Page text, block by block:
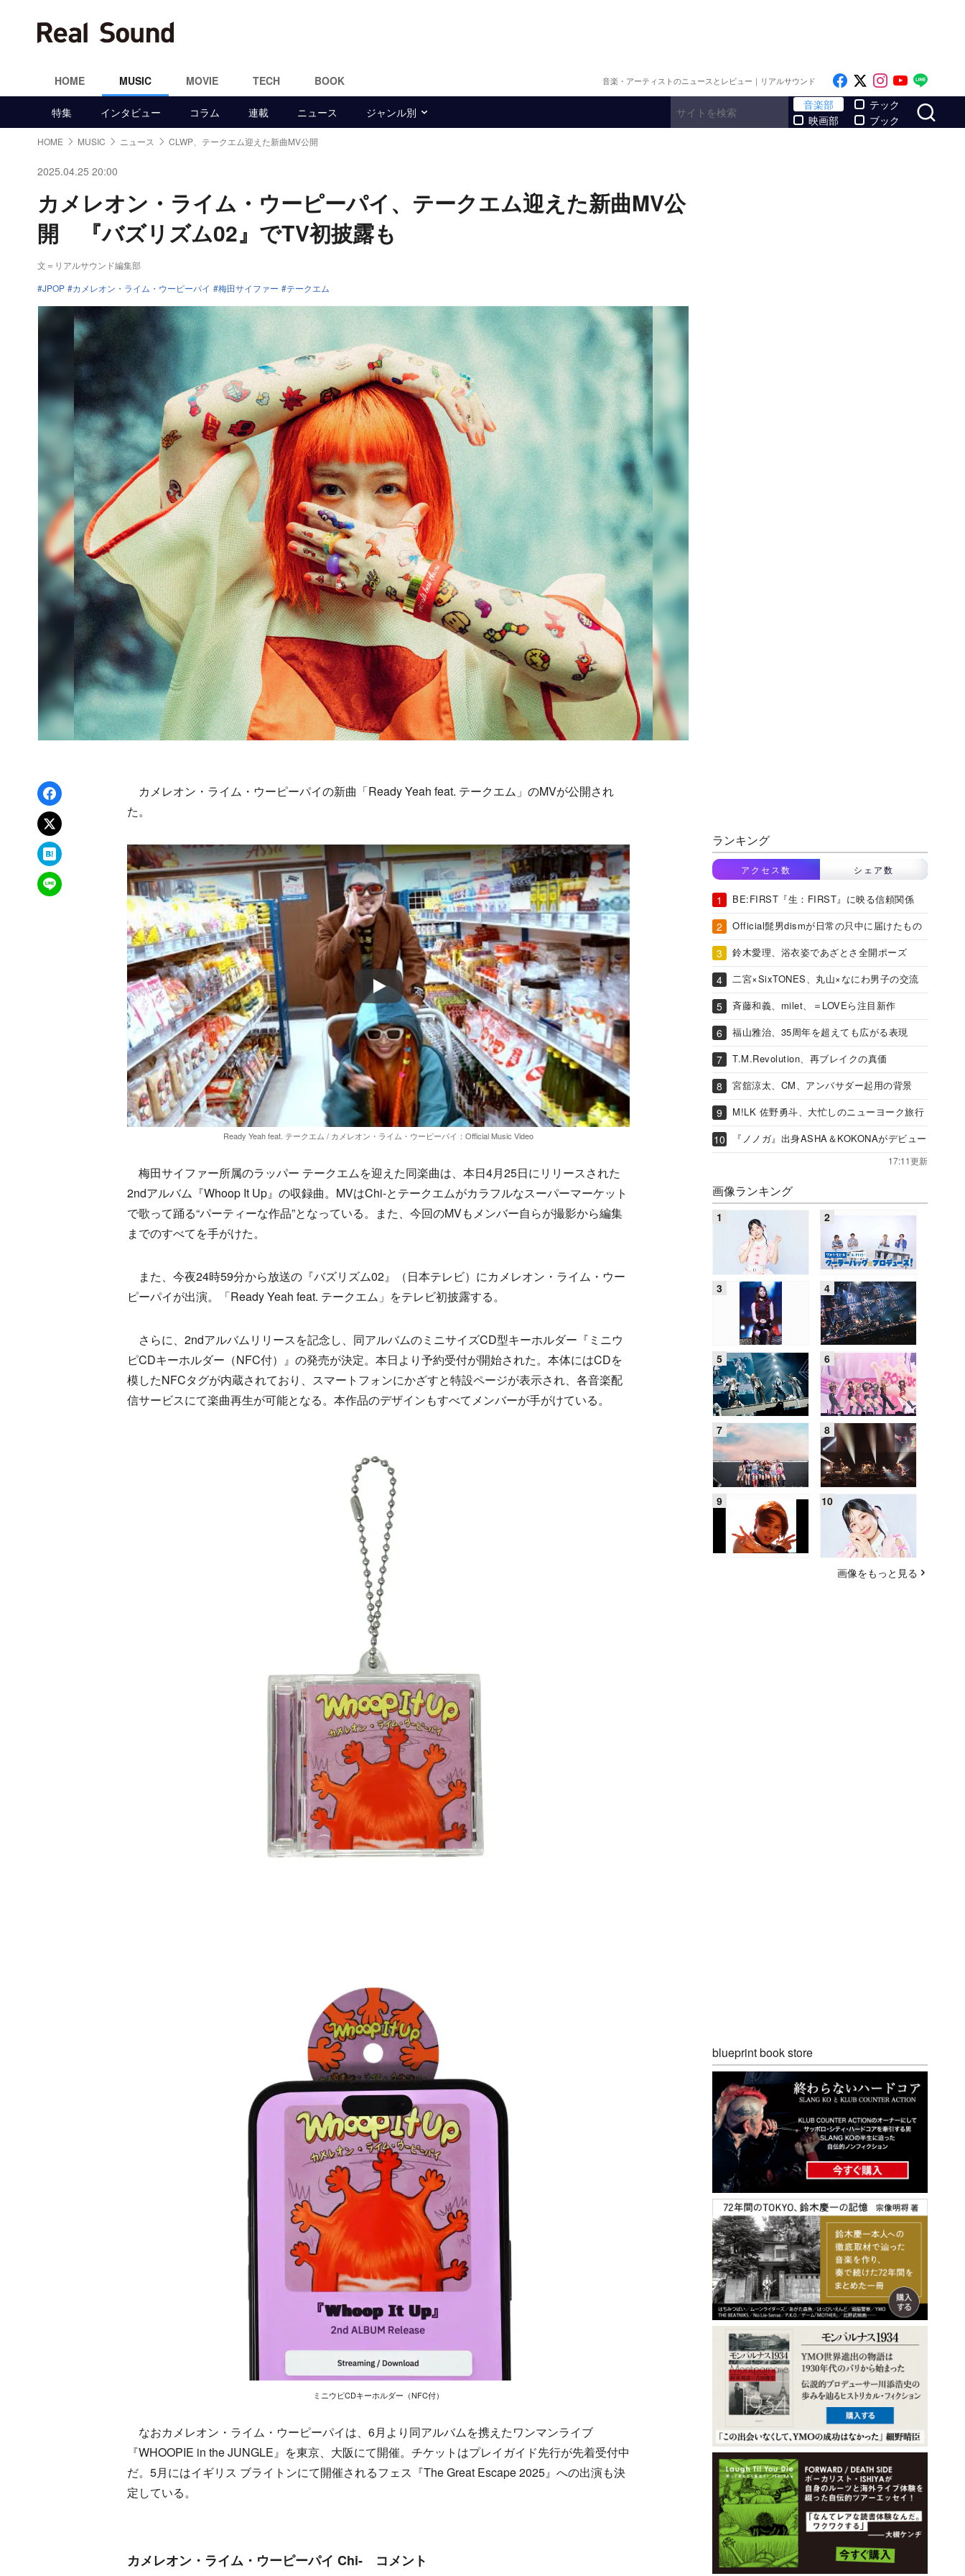
HOME MUSIC MOVIE TECH BOOK 音楽・アーティストのニュースとレビュー｜リアルサウンド Like on Facebook
Follow on x
Follow on
Follow
特集 インタビュー コラム 連載 ニュース ジャンル別
音楽部
映画部
テック
ブック
HOME MUSIC ニュース CLWP、テークエム迎えた新曲MV公開
2025.04.25 20:00
カメレオン・ライム・ウーピーパイ、テークエム迎えた新曲MV公
開 『バズリズム02』でTV初披露も
文＝リアルサウンド編集部
JPOP
カメレオン・ライム・ウーピーパイ 梅田サイファー テークエム
Facebookでシェア
xでポスト
はてなブックマーク
LINEで送る
カメレオン・ライム・ウーピーパイの新曲「Ready Yeah feat. テークエム」のMVが公開され
た。
Play
Ready Yeah feat. テークエム / カメレオン・ライム・ウーピーパイ：Official Music Video
梅田サイファー所属のラッパー テークエムを迎えた同楽曲は、本日4月25日にリリースされた
2ndアルバム『Whoop It Up』の収録曲。MVはChi-とテークエムがカラフルなスーパーマーケット
で歌って踊る“パーティーな作品”となっている。また、今回のMVもメンバー自らが撮影から編集
までのすべてを手がけた。
また、今夜24時59分から放送の『バズリズム02』（日本テレビ）にカメレオン・ライム・ウー
ピーパイが出演。「Ready Yeah feat. テークエム」をテレビ初披露する。
さらに、2ndアルバムリリースを記念し、同アルバムのミニサイズCD型キーホルダー『ミニウ
ピCDキーホルダー（NFC付）』の発売が決定。本日より予約受付が開始された。本体にはCDを
模したNFCタグが内蔵されており、スマートフォンにかざすと特設ページが表示され、各音楽配
信サービスにて楽曲再生が可能となる。本作品のデザインもすべてメンバーが手がけている。
ミニウピCDキーホルダー（NFC付）
なおカメレオン・ライム・ウーピーパイは、6月より同アルバムを携えたワンマンライブ
『WHOOPIE in the JUNGLE』を東京、大阪にて開催。チケットはプレイガイド先行が先着受付中
だ。5月にはイギリス ブライトンにて開催されるフェス『The Great Escape 2025』への出演も決
定している。
カメレオン・ライム・ウーピーパイ Chi- コメント
ランキング
アクセス数 シェア数
BE:FIRST『生：FIRST』に映る信頼関係
Official髭男dismが日常の只中に届けたもの
鈴木愛理、浴衣姿であざとさ全開ポーズ
二宮×SixTONES、丸山×なにわ男子の交流
斉藤和義、milet、＝LOVEら注目新作
福山雅治、35周年を超えても広がる表現
T.M.Revolution、再ブレイクの真価
宮舘涼太、CM、アンバサダー起用の背景
M!LK 佐野勇斗、大忙しのニューヨーク旅行
『ノノガ』出身ASHA＆KOKONAがデビュー
17:11更新
画像ランキング
画像をもっと見る
blueprint book store